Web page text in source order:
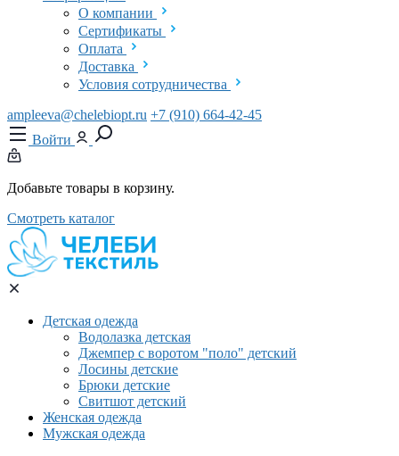
О компании
Сертификаты
Оплата
Доставка
Условия сотрудничества
ampleeva@chelebiopt.ru +7 (910) 664-42-45
Войти
Добавьте товары в корзину.
Смотреть каталог
Детская одежда
Водолазка детская
Джемпер с воротом "поло" детский
Лосины детские
Брюки детские
Свитшот детский
Женская одежда
Мужская одежда